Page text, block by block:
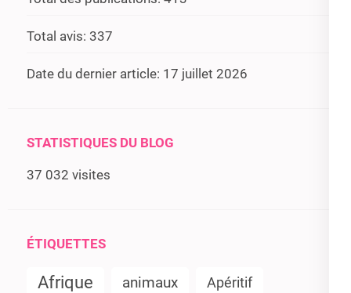
Total avis: 337
Date du dernier article: 17 juillet 2026
STATISTIQUES DU BLOG
37 032 visites
ÉTIQUETTES
Afrique animaux Apéritif